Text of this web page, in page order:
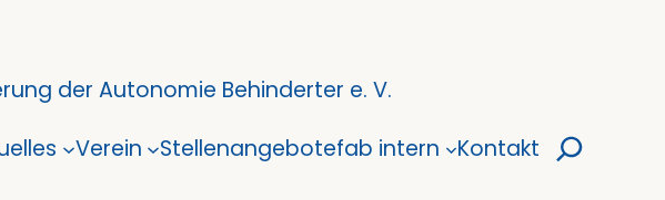
der Autonomie Behinderter e. V.
Verein Stellenangebotefab intern Kontakt Suchen